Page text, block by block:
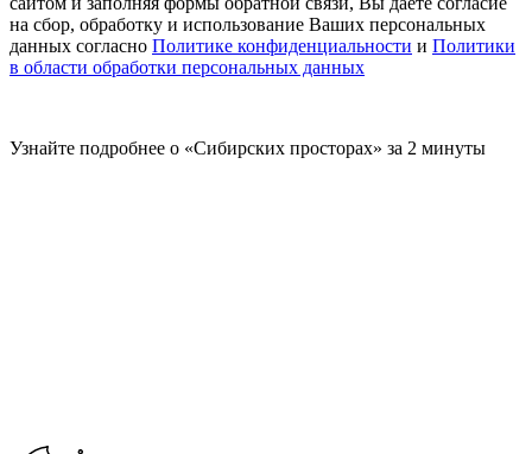
на сбор, обработку и использование Ваших персональных
данных согласно Политике конфиденциальности и Политики
в области обработки персональных данных
Узнайте подробнее о «Сибирских просторах» за 2 минуты